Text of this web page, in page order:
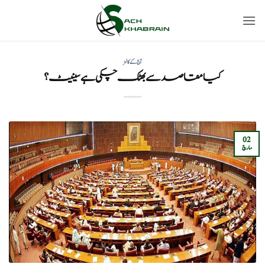
آج کے کالمز
کیا مقاصد سے بھٹک چکی ہے سینیٹ ؟
02
مارچ